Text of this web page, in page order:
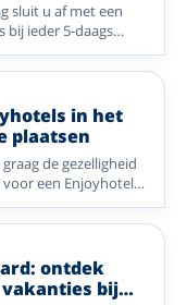
sluit u af met een
bij ieder 5-daags
van Enjoyhotels een
Van live muziek
wandeling of een
hier zijn eigen
vergelijkt u acht
en Duitsland met
in het
plaatsen
de gezelligheid
een Enjoyhotel
historische pleinen
tot gezellige
uit en ontdek direct
Geniet
alle mooie plekken
ontdek
bij